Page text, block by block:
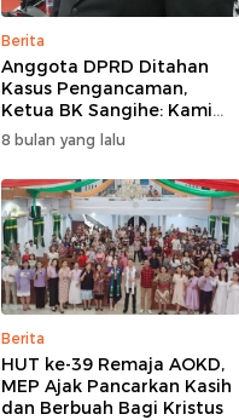
Berita
Anggota DPRD Ditahan
Kasus Pengancaman,
Ketua BK Sangihe: Kami
Prihatin, Tapi Hormati
Proses Hukum
8 bulan yang lalu
Berita
HUT ke-39 Remaja AOKD,
MEP Ajak Pancarkan Kasih
dan Berbuah Bagi Kristus